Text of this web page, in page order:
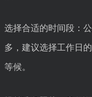
选择合适的时间段：
多，建议选择工作日
等候。